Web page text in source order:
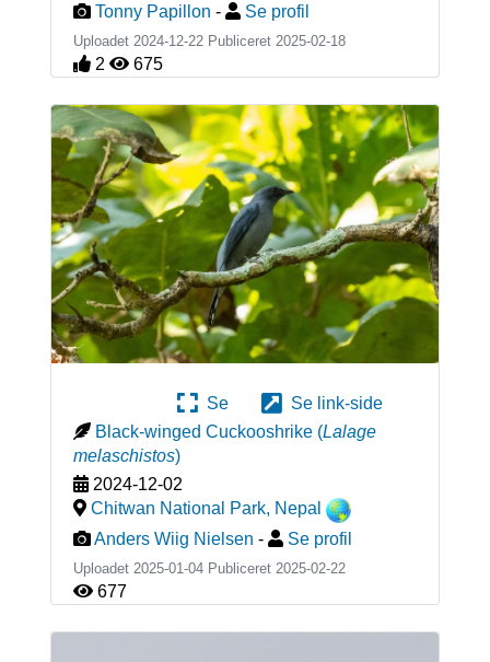
Tonny Papillon - Se profil
Uploadet 2024-12-22 Publiceret 2025-02-18
2 675
Se
Se link-side
Black-winged Cuckooshrike (Lalage
melaschistos)
2024-12-02
Chitwan National Park, Nepal
Anders Wiig Nielsen - Se profil
Uploadet 2025-01-04 Publiceret 2025-02-22
677